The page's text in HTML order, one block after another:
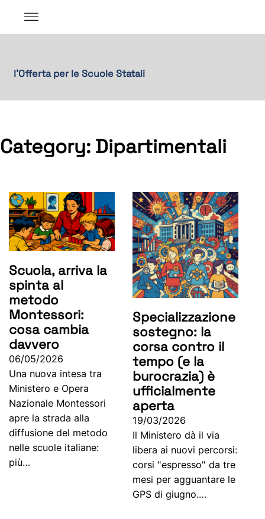
l'Offerta per le Scuole Statali
Category: Dipartimentali
Scuola, arriva la
spinta al
metodo
Montessori:
cosa cambia
davvero
06/05/2026
Una nuova intesa tra
Ministero e Opera
Nazionale Montessori
apre la strada alla
diffusione del metodo
nelle scuole italiane:
più…
Specializzazione
sostegno: la
corsa contro il
tempo (e la
burocrazia) è
ufficialmente
aperta
19/03/2026
Il Ministero dà il via
libera ai nuovi percorsi:
corsi "espresso" da tre
mesi per agguantare le
GPS di giugno.…